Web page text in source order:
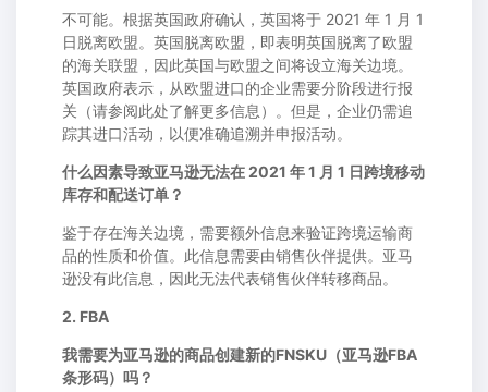
不可能。根据英国政府确认，英国将于 2021 年 1 月 1
日脱离欧盟。英国脱离欧盟，即表明英国脱离了欧盟
的海关联盟，因此英国与欧盟之间将设立海关边境。
英国政府表示，从欧盟进口的企业需要分阶段进行报
关（请参阅此处了解更多信息）。但是，企业仍需追
踪其进口活动，以便准确追溯并申报活动。
什么因素导致亚马逊无法在 2021 年 1 月 1 日跨境移动
库存和配送订单？
鉴于存在海关边境，需要额外信息来验证跨境运输商
品的性质和价值。此信息需要由销售伙伴提供。亚马
逊没有此信息，因此无法代表销售伙伴转移商品。
2. FBA
我需要为亚马逊的商品创建新的FNSKU（亚马逊FBA
条形码）吗？